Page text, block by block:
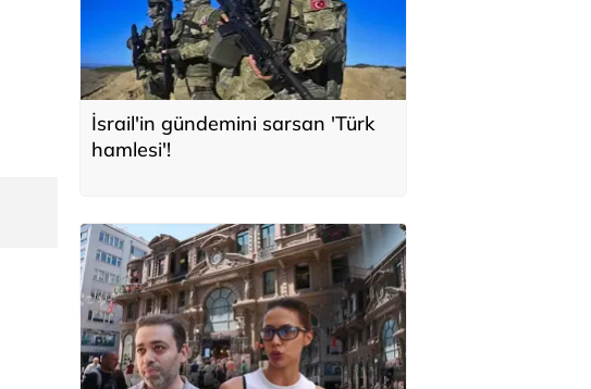
İsrail'in gündemini sarsan 'Türk
hamlesi'!